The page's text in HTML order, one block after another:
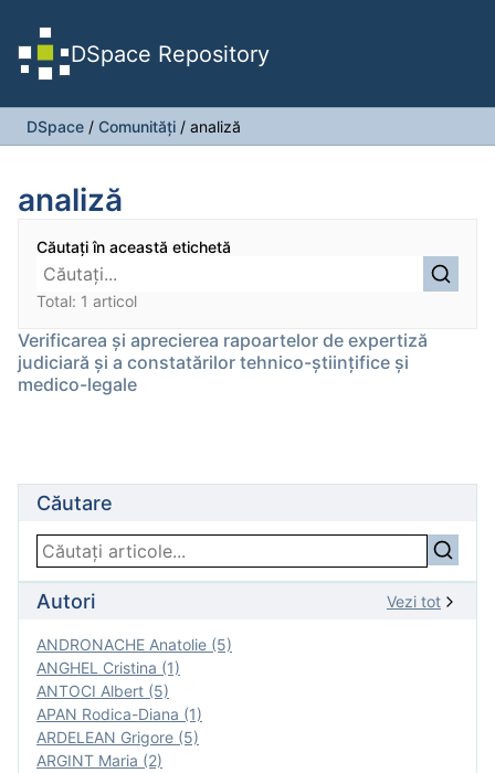
DSpace Repository
DSpace / Comunități / analiză
analiză
Căutați în această etichetă
Total: 1 articol
Verificarea și aprecierea rapoartelor de expertiză
judiciară și a constatărilor tehnico-științifice și
medico-legale
Căutare
Autori Vezi tot
ANDRONACHE Anatolie (5)
ANGHEL Cristina (1)
ANTOCI Albert (5)
APAN Rodica-Diana (1)
ARDELEAN Grigore (5)
ARGINT Maria (2)